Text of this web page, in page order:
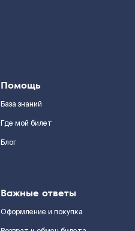
Помощь
База знаний
Где мой билет
Блог
Важные ответы
Оформление и покупка